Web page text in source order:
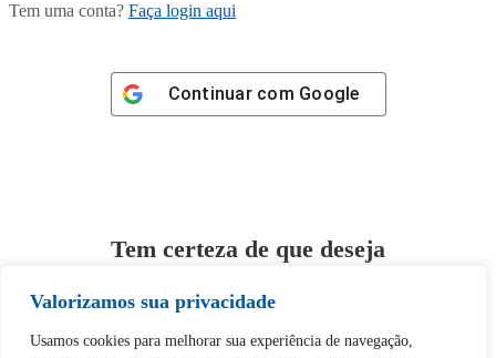
Valorizamos sua privacidade
Usamos cookies para melhorar sua experiência de navegação,
Tem uma conta? Faça login aqui
Continuar com Google
Tem certeza de que deseja
Desbloquear esquerda : 0